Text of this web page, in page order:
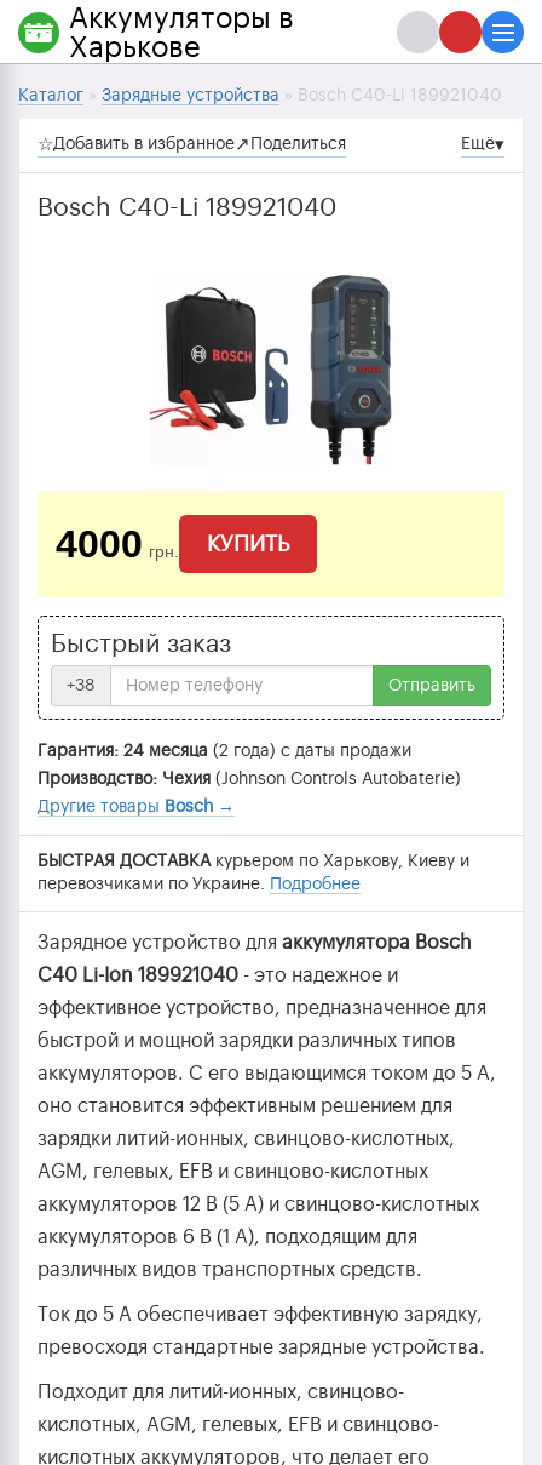
Каталог » Зарядные устройства » Bosch C40-Li 189921040
☆Добавить в избранное↗ Поделиться Ещё▾
Bosch C40-Li 189921040
4000 грн. КУПИТЬ
Быстрый заказ
+38 Отправить
Гарантия: 24 месяца (2 года) с даты продажи
Производство: Чехия (Johnson Controls Autobaterie)
Другие товары Bosch →
БЫСТРАЯ ДОСТАВКАкурьером по Харькову, Киеву и
перевозчиками по Украине.
Подробнее
Зарядное устройство для аккумулятора Bosch
C40 Li-Ion 189921040 - это надежное и
эффективное устройство, предназначенное для
быстрой и мощной зарядки различных типов
аккумуляторов. С его выдающимся током до 5 А,
оно становится эффективным решением для
зарядки литий-ионных, свинцово-кислотных,
AGM, гелевых, EFB и свинцово-кислотных
аккумуляторов 12 В (5 А) и свинцово-кислотных
аккумуляторов 6 В (1 А), подходящим для
различных видов транспортных средств.
Ток до 5 А обеспечивает эффективную зарядку,
превосходя стандартные зарядные устройства.
Подходит для литий-ионных, свинцово-
кислотных, AGM, гелевых, EFB и свинцово-
кислотных аккумуляторов, что делает его
Аккумуляторы в
Харькове